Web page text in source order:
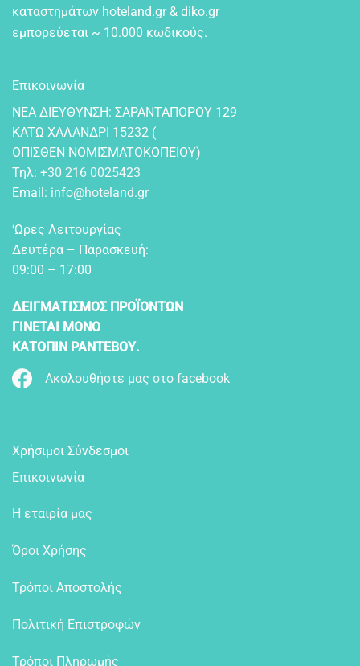
καταστημάτων hoteland.gr & diko.gr
εμπορεύεται ~ 10.000 κωδικούς.
Επικοινωνία
NEA ΔIEYΘYNΣH: ΣAPANTAΠOPOY 129
KATΩ XAΛANΔPI 15232 (
OΠIΣΘEN NOMIΣMATOKOΠEIOY)
Τηλ: +30 216 0025423
Email: info@hoteland.gr
‘Ωρες Λειτουργίας
Δευτέρα – Παρασκευή:
09:00 – 17:00
ΔΕΙΓΜΑΤΙΣΜΟΣ ΠΡΟΪΟΝΤΩΝ
ΓΙΝΕΤΑΙ ΜΟΝΟ
ΚΑΤΟΠΙΝ ΡΑΝΤΕΒΟΥ.
Ακολουθήστε μας στο facebook
Χρήσιμοι Σύνδεσμοι
Επικοινωνία
Η εταιρία μας
Όροι Χρήσης
Τρόποι Αποστολής
Πολιτική Επιστροφών
Τρόποι Πληρωμής